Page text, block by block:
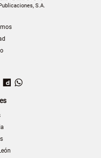
S.A.
YouTubeDailymotion